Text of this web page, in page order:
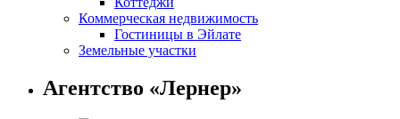
Коммерческая недвижимость
Гостиницы в Эйлате
Земельные участки
Агентство «Лернер»